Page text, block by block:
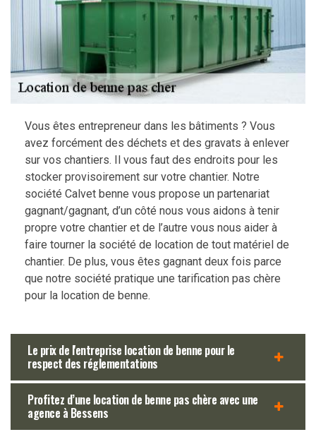
Vous êtes entrepreneur dans les bâtiments ? Vous
avez forcément des déchets et des gravats à enlever
sur vos chantiers. Il vous faut des endroits pour les
stocker provisoirement sur votre chantier. Notre
société Calvet benne vous propose un partenariat
gagnant/gagnant, d’un côté nous vous aidons à tenir
propre votre chantier et de l’autre vous nous aider à
faire tourner la société de location de tout matériel de
chantier. De plus, vous êtes gagnant deux fois parce
que notre société pratique une tarification pas chère
pour la location de benne.
Le prix de l'entreprise location de benne pour le
respect des réglementations
Profitez d’une location de benne pas chère avec une
agence à Bessens